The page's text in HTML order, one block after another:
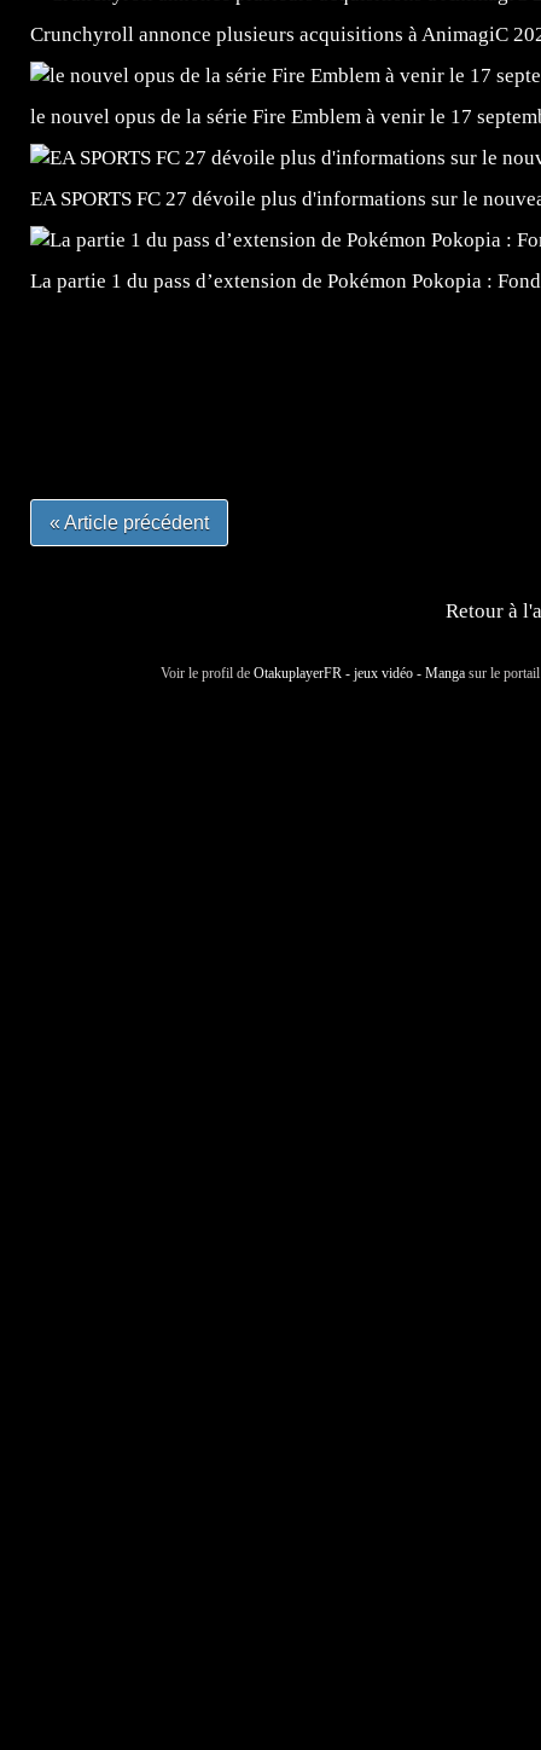
Crunchyroll annonce plusieurs acquisitions à AnimagiC
le nouvel opus de la série Fire Emblem à venir le 17
EA SPORTS FC 27 dévoile plus d'informations sur le
La partie 1 du pass d’extension de Pokémon Pokopia :
« Article précédent
Retour à
Voir le profil de OtakuplayerFR - jeux vidéo - Manga sur le